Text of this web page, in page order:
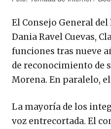
El Consejo General
Dania Ravel Cuevas,
funciones tras nueve
de reconocimiento de
Morena. En paralelo,
La mayoría de los
voz entrecortada. El